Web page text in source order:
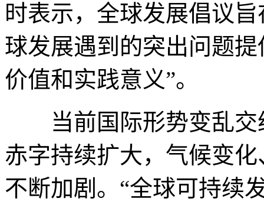
时表示，全球发展倡议
球发展遇到的突出问题
价值和实践意义”。
当前国际形势变乱交
赤字持续扩大，气候变
不断加剧。“全球可持续